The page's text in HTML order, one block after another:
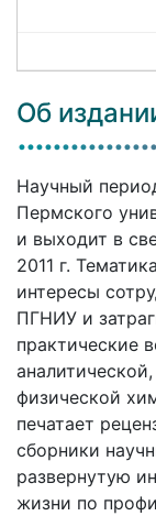
Об
Научный
Пермского
и выходит в
2011 г.
интересы
ПГНИУ и
практические
физической
печатает
сборники
развернутую
жизни по